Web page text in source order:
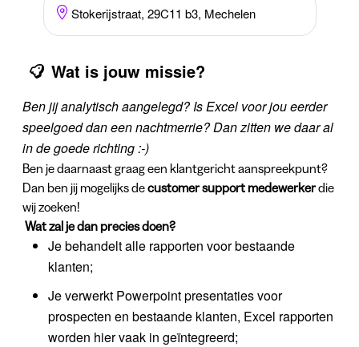
Stokerijstraat, 29C11 b3, Mechelen
Wat is jouw missie?
Ben jij analytisch aangelegd? Is Excel voor jou eerder
speelgoed dan een nachtmerrie? Dan zitten we daar al
in de goede richting :-)
Ben je daarnaast graag een klantgericht aanspreekpunt?
Dan ben jij mogelijks decustomer support medewerkerdie
wij zoeken!
Wat zal je dan precies doen?
Je behandelt alle rapporten voor bestaande
klanten;
Je verwerkt Powerpoint presentaties voor
prospecten en bestaande klanten, Excel rapporten
worden hier vaak in geïntegreerd;